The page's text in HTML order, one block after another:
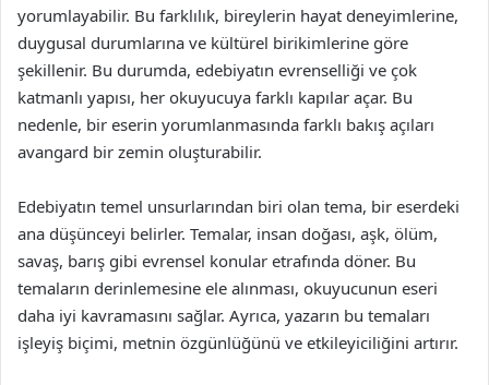
yorumlayabilir. Bu farklılık, bireylerin hayat deneyimlerine,
duygusal durumlarına ve kültürel birikimlerine göre
şekillenir. Bu durumda, edebiyatın evrenselliği ve çok
katmanlı yapısı, her okuyucuya farklı kapılar açar. Bu
nedenle, bir eserin yorumlanmasında farklı bakış açıları
avangard bir zemin oluşturabilir.
Edebiyatın temel unsurlarından biri olan tema, bir eserdeki
ana düşünceyi belirler. Temalar, insan doğası, aşk, ölüm,
savaş, barış gibi evrensel konular etrafında döner. Bu
temaların derinlemesine ele alınması, okuyucunun eseri
daha iyi kavramasını sağlar. Ayrıca, yazarın bu temaları
işleyiş biçimi, metnin özgünlüğünü ve etkileyiciliğini artırır.